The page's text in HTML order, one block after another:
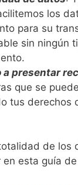
los
para su
sin ningún
a presentar
que se
tus derechos
de los
en esta guía